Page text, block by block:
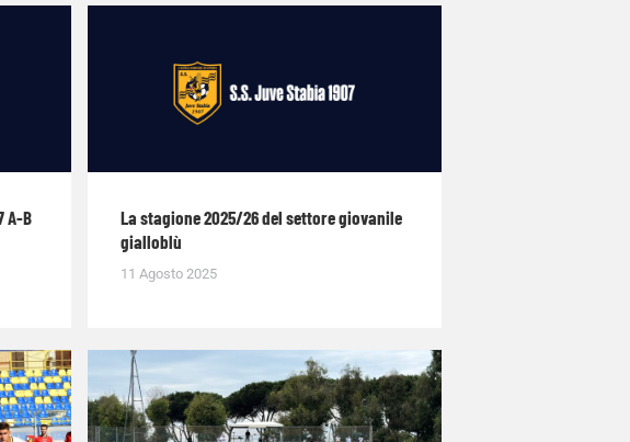
A-B
La stagione 2025/26 del settore giovanile
gialloblù
11 Agosto 2025